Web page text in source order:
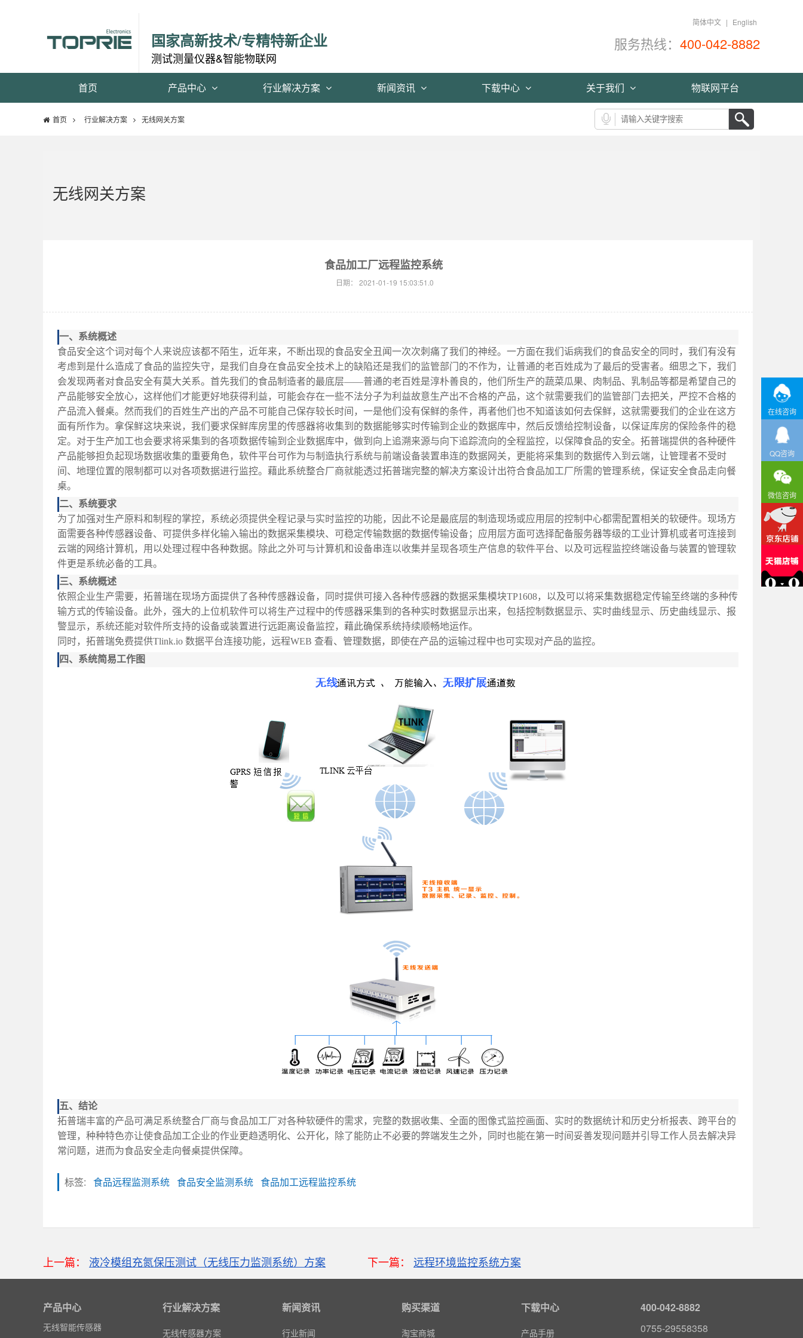
简体中文 | English
国家高新技术/专精特新企业
测试测量仪器&智能物联网
服务热线： 400-042-8882
首页 产品中心 行业解决方案 新闻资讯 下载中心 关于我们 物联网平台
首页 行业解决方案 无线网关方案
无线网关方案
食品加工厂远程监控系统
日期： 2021-01-19 15:03:51.0
一、系统概述
食品安全这个词对每个人来说应该都不陌生，近年来，不断出现的食品安全丑闻一次次刺痛了我们的神经。一方面在我们诟病我们的食品安全的同时，我们有没有
考虑到是什么造成了食品的监控失守，是我们自身在食品安全技术上的缺陷还是我们的监管部门的不作为，让普通的老百姓成为了最后的受害者。细思之下，我们
会发现两者对食品安全有莫大关系。首先我们的食品制造者的最底层——普通的老百姓是淳朴善良的，他们所生产的蔬菜瓜果、肉制品、乳制品等都是希望自己的
产品能够安全放心，这样他们才能更好地获得利益，可能会存在一些不法分子为利益故意生产出不合格的产品，这个就需要我们的监管部门去把关，严控不合格的
产品流入餐桌。然而我们的百姓生产出的产品不可能自己保存较长时间，一是他们没有保鲜的条件，再者他们也不知道该如何去保鲜，这就需要我们的企业在这方
面有所作为。拿保鲜这块来说，我们要求保鲜库房里的传感器将收集到的数据能够实时传输到企业的数据库中，然后反馈给控制设备，以保证库房的保险条件的稳
定。对于生产加工也会要求将采集到的各项数据传输到企业数据库中，做到向上追溯来源与向下追踪流向的全程监控，以保障食品的安全。拓普瑞提供的各种硬件
产品能够担负起现场数据收集的重要角色，软件平台可作为与制造执行系统与前端设备装置串连的数据网关，更能将采集到的数据传入到云端，让管理者不受时
间、地理位置的限制都可以对各项数据进行监控。藉此系统整合厂商就能透过拓普瑞完整的解决方案设计出符合食品加工厂所需的管理系统，保证安全食品走向餐
桌。
二、系统要求
为了加强对生产原料和制程的掌控，系统必须提供全程记录与实时监控的功能，因此不论是最底层的制造现场或应用层的控制中心都需配置相关的软硬件。现场方
面需要各种传感器设备、可提供多样化输入输出的数据采集模块、可稳定传输数据的数据传输设备；应用层方面可选择配备服务器等级的工业计算机或者可连接到
云端的网络计算机，用以处理过程中各种数据。除此之外可与计算机和设备串连以收集并呈现各项生产信息的软件平台、以及可远程监控终端设备与装置的管理软
件更是系统必备的工具。
三、系统概述
依照企业生产需要，拓普瑞在现场方面提供了各种传感器设备，同时提供可接入各种传感器的数据采集模块TP1608，以及可以将采集数据稳定传输至终端的多种传
输方式的传输设备。此外，强大的上位机软件可以将生产过程中的传感器采集到的各种实时数据显示出来，包括控制数据显示、实时曲线显示、历史曲线显示、报
警显示，系统还能对软件所支持的设备或装置进行远距离设备监控，藉此确保系统持续顺畅地运作。
同时，拓普瑞免费提供Tlink.io 数据平台连接功能，远程WEB 查看、管理数据，即使在产品的运输过程中也可实现对产品的监控。
四、系统简易工作图
五、结论
拓普瑞丰富的产品可满足系统整合厂商与食品加工厂对各种软硬件的需求，完整的数据收集、全面的图像式监控画面、实时的数据统计和历史分析报表、跨平台的
管理，种种特色亦让使食品加工企业的作业更趋透明化、公开化，除了能防止不必要的弊端发生之外，同时也能在第一时间妥善发现问题并引导工作人员去解决异
常问题，进而为食品安全走向餐桌提供保障。
标签: 食品远程监测系统 食品安全监测系统 食品加工远程监控系统
上一篇： 液冷模组充氮保压测试（无线压力监测系统）方案 下一篇： 远程环境监控系统方案
产品中心
高速采集模块(DAQ)
无线智能传感器
环境监测仪表
行业解决方案
无线传感器方案
新闻资讯
行业新闻
购买渠道
淘宝商城
下载中心
产品手册
400-042-8882
0755-29558358
在线咨询
QQ咨询
微信咨询